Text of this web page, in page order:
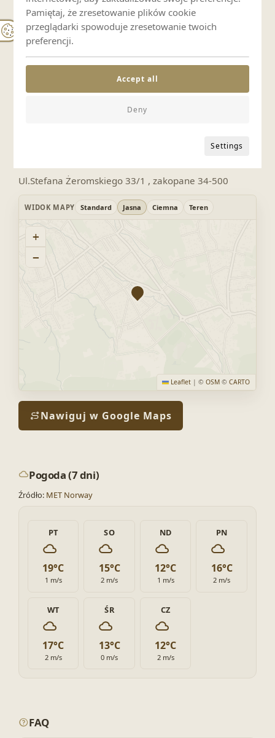
Śniadania
Zasady pobytu
Ul.Stefana Żeromskiego 33/1 , zakopane 34-500
WIDOK MAPY Standard Jasna Ciemna Teren
+
−
Leaflet | © OSM© CARTO
Nawiguj w Google Maps
Pogoda (7 dni)
Źródło: MET Norway
PT
19°C
1 m/s
SO
15°C
2 m/s
ND
12°C
1 m/s
PN
16°C
2 m/s
WT
17°C
2 m/s
ŚR
13°C
0 m/s
CZ
12°C
2 m/s
FAQ
Pamiętaj, że zresetowanie plików cookie
przeglądarki spowoduje zresetowanie twoich
preferencji.
Settings
Deny
Accept all